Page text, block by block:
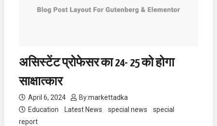
असिस्टेंट प्रोफेसर का 24- 25 को होगा
साक्षात्कार
April 6, 2024 By:markettadka
Education
Latest News special news
special
report